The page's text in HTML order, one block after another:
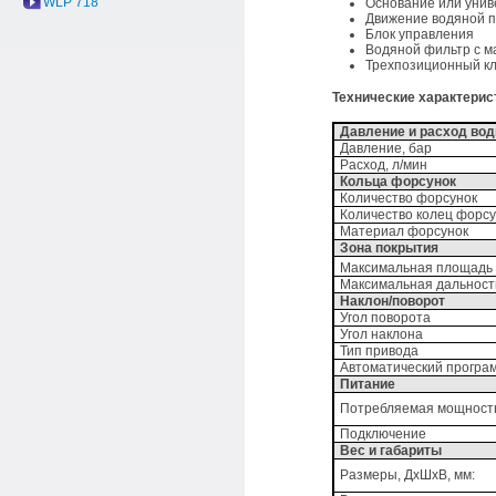
Основание или
Движение водяной
Блок управления
Водяной фильтр с
Трехпозиционный
Технические
Давление и расход
Давление, бар
Расход, л/мин
Кольца форсунок
Количество форсунок
Количество колец
Материал форсунок
Зона покрытия
Максимальная площадь
Максимальная
Наклон/поворот
Угол поворота
Угол наклона
Тип привода
Автоматический
Питание
Потребляемая
Подключение
Вес и габариты
Размеры, ДхШхВ, мм: